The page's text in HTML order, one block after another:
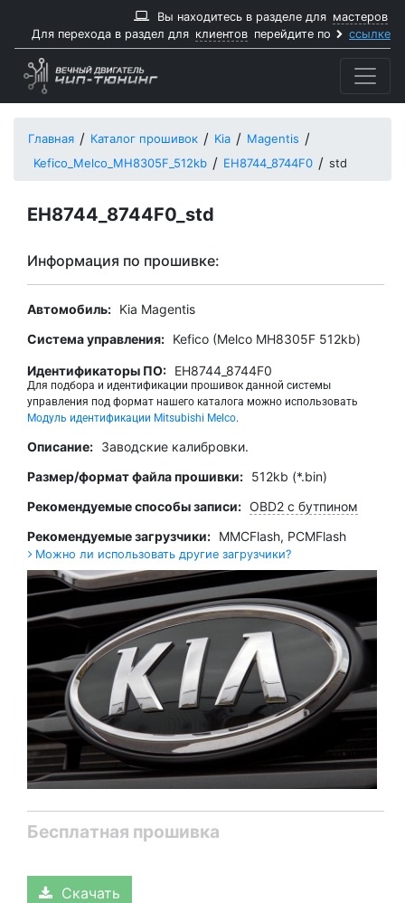
Вы находитесь в разделе для мастеров
Для перехода в раздел для клиентов перейдите по ссылке
Главная Каталог прошивок Kia
Magentis
Kefico_Melco_MH8305F_512kb
EH8744_8744F0 std
EH8744_8744F0_std
Информация по прошивке:
Автомобиль: Kia Magentis
Система управления: Kefico (Melco MH8305F 512kb)
Идентификаторы ПО: EH8744_8744F0
Для подбора и идентификации прошивок данной системы
управления под формат нашего каталога можно использовать
Модуль идентификации Mitsubishi Melco.
Описание: Заводские калибровки.
Размер/формат файла прошивки: 512kb (*.bin)
Рекомендуемые способы записи: OBD2 с бутпином
Рекомендуемые загрузчики: MMCFlash, PCMFlash
Можно ли использовать другие загрузчики?
Бесплатная прошивка
Скачать